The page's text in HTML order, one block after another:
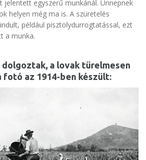
jelentett egyszerű munkánál. Ünnepnek
helyen még ma is. A szüretelés
például pisztolydurrogtatással, ezt
a munka.
a lovak türelmesen
fotó az 1914-ben készült: